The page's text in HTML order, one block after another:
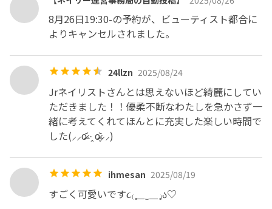
8月26日19:30-の予約が、ビューティスト都合に
よりキャンセルされました。
24llzn 2025/08/24
Jrネイリストさんとは思えないほど綺麗にしてい
ただきました！！優柔不断なわたしを急かさず一
緒に考えてくれてほんとに充実した楽しい時間で
した(⸝⸝o̴̶̷᷄ ·̭ o̴̶̷̥᷅⸝⸝)
ihmesan 2025/08/19
すごく可愛いです૮₍ ̥⎽ ̫ ⎽ ̥₎ა♡